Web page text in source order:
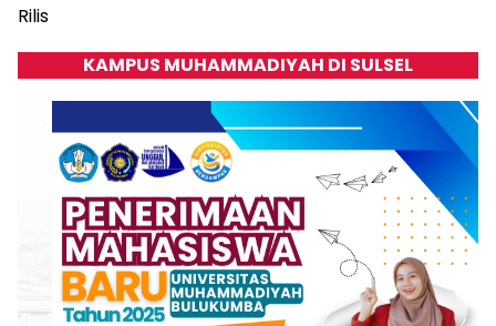
Rilis
KAMPUS MUHAMMADIYAH DI SULSEL